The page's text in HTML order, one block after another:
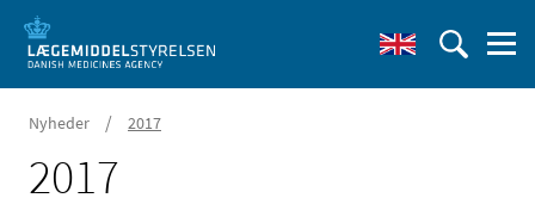
Nyheder / 2017
2017